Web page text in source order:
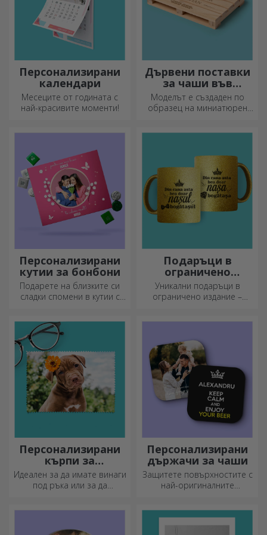
Персонализирани
календари
Месеците от годината с
най-красивите моменти!
Дървени поставки
за чаши във
формата на палет
Моделът е създаден по
образец на миниатюрен
Персонализирани
кутии за бонбони
Подарете на близките си
сладки спомени в кутии с
Подаръци в
ограничено
издание
Уникални подаръци в
ограничено издание –
Персонализирани
кърпи за
почистване на
екрани и стъкла
Идеален за да имате винаги
под ръка или за да
Персонализирани
държачи за чаши
Защитете повърхностите с
най-оригиналните